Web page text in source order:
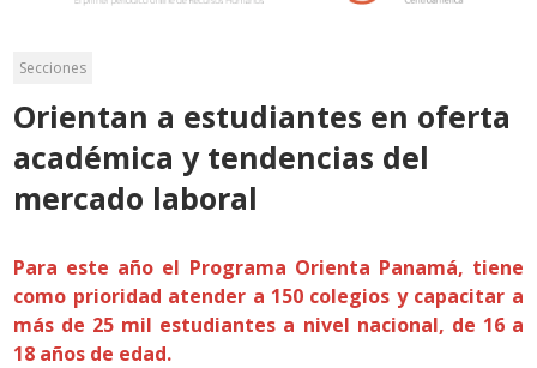
Secciones
Orientan a estudiantes en oferta
académica y tendencias del
mercado laboral
Para este año el Programa Orienta Panamá, tiene
como prioridad atender a 150 colegios y capacitar a
más de 25 mil estudiantes a nivel nacional, de 16 a
18 años de edad.